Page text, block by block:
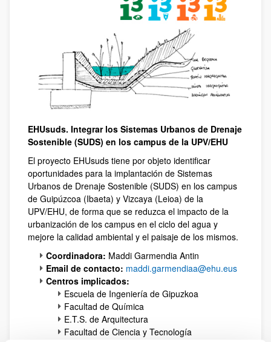
EHUsuds. Integrar los Sistemas Urbanos de Drenaje
Sostenible (SUDS) en los campus de la UPV/EHU
El proyecto EHUsuds tiene por objeto identificar
oportunidades para la implantación de Sistemas
Urbanos de Drenaje Sostenible (SUDS) en los campus
de Guipúzcoa (Ibaeta) y Vizcaya (Leioa) de la
UPV/EHU, de forma que se reduzca el impacto de la
urbanización de los campus en el ciclo del agua y
mejore la calidad ambiental y el paisaje de los mismos.
Coordinadora: Maddi Garmendia Antin
Email de contacto: maddi.garmendiaa@ehu.eus
Centros implicados:
Escuela de Ingeniería de Gipuzkoa
Facultad de Química
E.T.S. de Arquitectura
Facultad de Ciencia y Tecnología